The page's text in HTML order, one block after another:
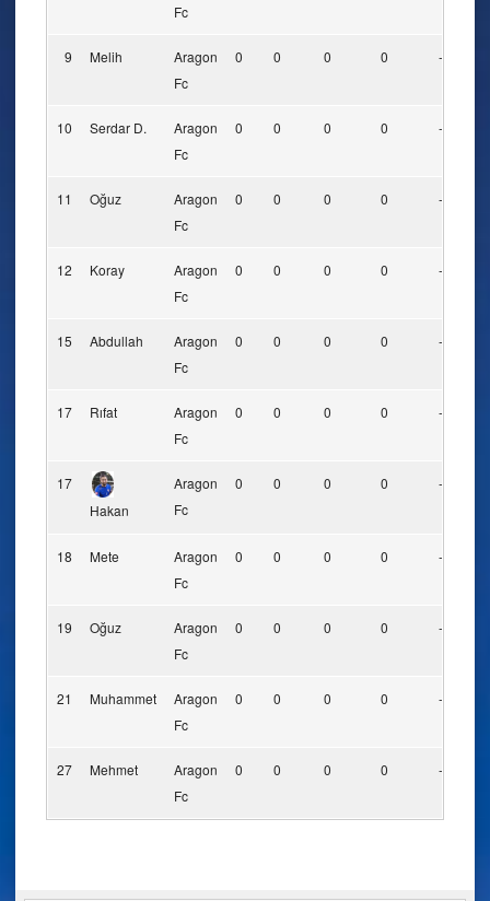
Fc
9 Melih
Aragon
Fc
0 0 0 0 -
10 Serdar D.
Aragon
Fc
0 0 0 0 -
11 Oğuz
Aragon
Fc
0 0 0 0 -
12 Koray
Aragon
Fc
0 0 0 0 -
15 Abdullah
Aragon
Fc
0 0 0 0 -
17 Rıfat
Aragon
Fc
0 0 0 0 -
17
Hakan
Aragon
Fc
0 0 0 0 -
18 Mete
Aragon
Fc
0 0 0 0 -
19 Oğuz
Aragon
Fc
0 0 0 0 -
21 Muhammet
Aragon
Fc
0 0 0 0 -
27 Mehmet
Aragon
Fc
0 0 0 0 -